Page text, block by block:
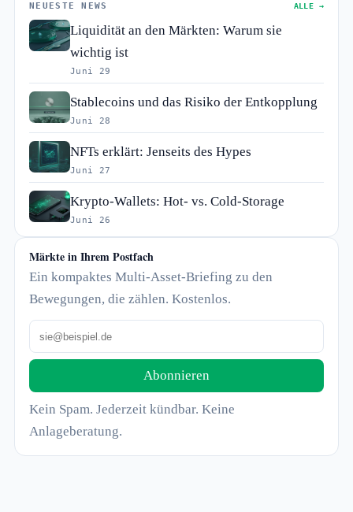
NEUESTE NEWS ALLE →
Liquidität an den Märkten: Warum sie
wichtig ist
Juni 29
Stablecoins und das Risiko der Entkopplung
Juni 28
NFTs erklärt: Jenseits des Hypes
Juni 27
Krypto-Wallets: Hot- vs. Cold-Storage
Juni 26
Märkte in Ihrem Postfach
Ein kompaktes Multi-Asset-Briefing zu den
Bewegungen, die zählen. Kostenlos.
Abonnieren
Kein Spam. Jederzeit kündbar. Keine
Anlageberatung.